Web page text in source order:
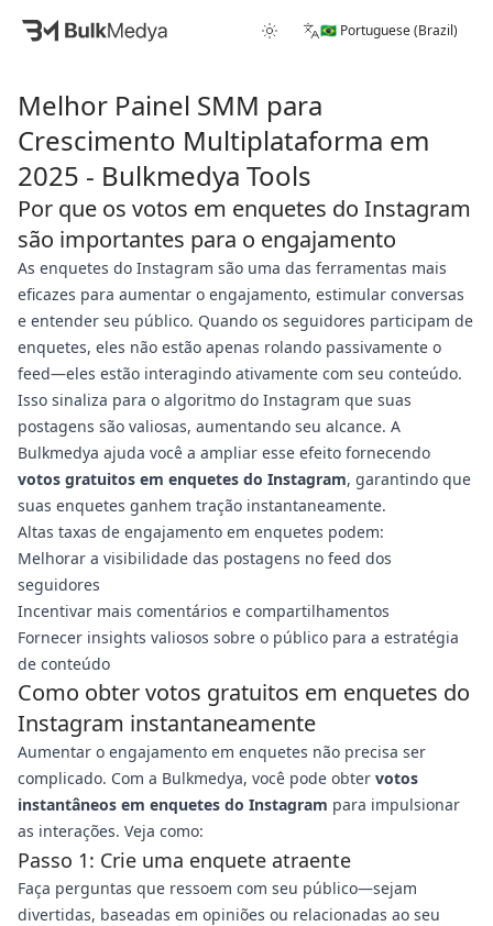
🇧🇷 Portuguese (Brazil)
Melhor Painel SMM para
Crescimento Multiplataforma em
2025 - Bulkmedya Tools
Por que os votos em enquetes do Instagram
são importantes para o engajamento
As enquetes do Instagram são uma das ferramentas mais
eficazes para aumentar o engajamento, estimular conversas
e entender seu público. Quando os seguidores participam de
enquetes, eles não estão apenas rolando passivamente o
feed—eles estão interagindo ativamente com seu conteúdo.
Isso sinaliza para o algoritmo do Instagram que suas
postagens são valiosas, aumentando seu alcance. A
Bulkmedya ajuda você a ampliar esse efeito fornecendo
votos gratuitos em enquetes do Instagram, garantindo que
suas enquetes ganhem tração instantaneamente.
Altas taxas de engajamento em enquetes podem:
Melhorar a visibilidade das postagens no feed dos
seguidores
Incentivar mais comentários e compartilhamentos
Fornecer insights valiosos sobre o público para a estratégia
de conteúdo
Como obter votos gratuitos em enquetes do
Instagram instantaneamente
Aumentar o engajamento em enquetes não precisa ser
complicado. Com a Bulkmedya, você pode obter votos
instantâneos em enquetes do Instagram para impulsionar
as interações. Veja como:
Passo 1: Crie uma enquete atraente
Faça perguntas que ressoem com seu público—sejam
divertidas, baseadas em opiniões ou relacionadas ao seu